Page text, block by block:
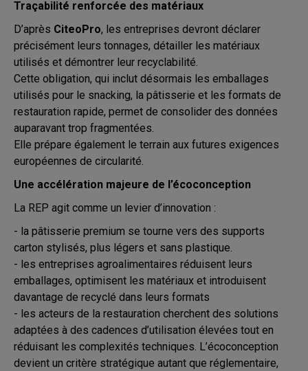
Traçabilité renforcée des matériaux
D’après CiteoPro, les entreprises devront déclarer
précisément leurs tonnages, détailler les matériaux
utilisés et démontrer leur recyclabilité.
Cette obligation, qui inclut désormais les emballages
utilisés pour le snacking, la pâtisserie et les formats de
restauration rapide, permet de consolider des données
auparavant trop fragmentées.
Elle prépare également le terrain aux futures exigences
européennes de circularité.
Une accélération majeure de l’écoconception
La REP agit comme un levier d’innovation :
- la pâtisserie premium se tourne vers des supports
carton stylisés, plus légers et sans plastique.
- les entreprises agroalimentaires réduisent leurs
emballages, optimisent les matériaux et introduisent
davantage de recyclé dans leurs formats
- les acteurs de la restauration cherchent des solutions
adaptées à des cadences d’utilisation élevées tout en
réduisant les complexités techniques. L’écoconception
devient un critère stratégique autant que réglementaire,